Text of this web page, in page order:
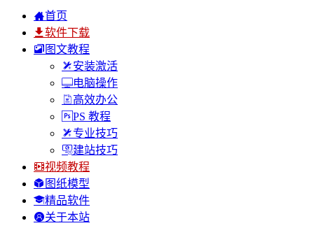
首页
软件下载
图文教程
安装激活
电脑操作
高效办公
PS 教程
专业技巧
建站技巧
视频教程
图纸模型
精品软件
关于本站